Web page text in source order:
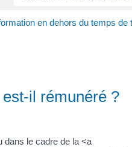
en dehors du temps de
il rémunéré ?
dans le cadre de la <a